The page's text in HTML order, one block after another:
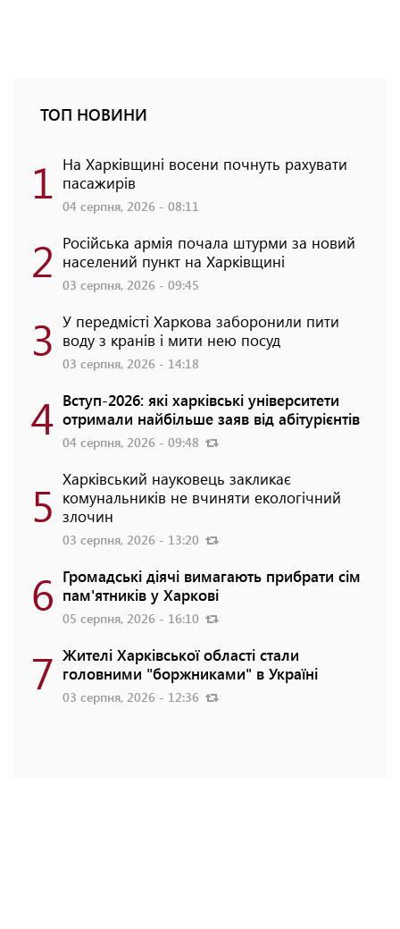
ТОП НОВИНИ
1 На Харківщині восени почнуть рахувати
пасажирів
04 серпня, 2026 - 08:11
2 Російська армія почала штурми за новий
населений пункт на Харківщині
03 серпня, 2026 - 09:45
3 У передмісті Харкова заборонили пити
воду з кранів і мити нею посуд
03 серпня, 2026 - 14:18
4 Вступ-2026: які харківські університети
отримали найбільше заяв від абітурієнтів
04 серпня, 2026 - 09:48
5 Харківський науковець закликає
комунальників не вчиняти екологічний
злочин
03 серпня, 2026 - 13:20
6 Громадські діячі вимагають прибрати сім
пам'ятників у Харкові
05 серпня, 2026 - 16:10
7 Жителі Харківської області стали
головними "боржниками" в Україні
03 серпня, 2026 - 12:36